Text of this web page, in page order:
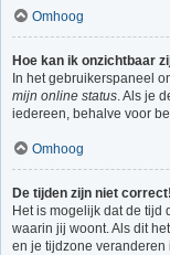
Omhoog
Hoe kan ik onzichtbaar
In het gebruikerspaneel
mijn online status. Als je
iedereen, behalve voor
Omhoog
De tijden zijn niet correct!
Het is mogelijk dat de tijd
waarin jij woont. Als dit
en je tijdzone veranderen